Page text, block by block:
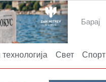
Свет Спорт